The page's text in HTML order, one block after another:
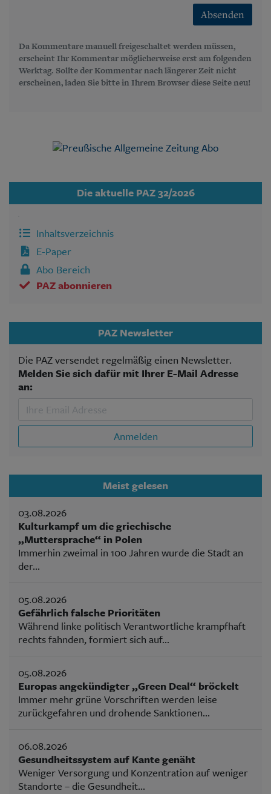
Absenden
Da Kommentare manuell freigeschaltet werden müssen,
erscheint Ihr Kommentar möglicherweise erst am folgenden
Werktag. Sollte der Kommentar nach längerer Zeit nicht
erscheinen, laden Sie bitte in Ihrem Browser diese Seite neu!
Die aktuelle PAZ 32/2026
Inhaltsverzeichnis
E-Paper
Abo Bereich
PAZ abonnieren
PAZ Newsletter
Die PAZ versendet regelmäßig einen Newsletter.
Melden Sie sich dafür mit Ihrer E-Mail Adresse
an:
Anmelden
Meist gelesen
03.08.2026
Kulturkampf um die griechische
„Muttersprache“ in Polen
Immerhin zweimal in 100 Jahren wurde die Stadt an
der...
05.08.2026
Gefährlich falsche Prioritäten
Während linke politisch Verantwortliche krampfhaft
rechts fahnden, formiert sich auf...
05.08.2026
Europas angekündigter „Green Deal“ bröckelt
Immer mehr grüne Vorschriften werden leise
zurückgefahren und drohende Sanktionen...
06.08.2026
Gesundheitssystem auf Kante genäht
Weniger Versorgung und Konzentration auf weniger
Standorte – die Gesundheit...